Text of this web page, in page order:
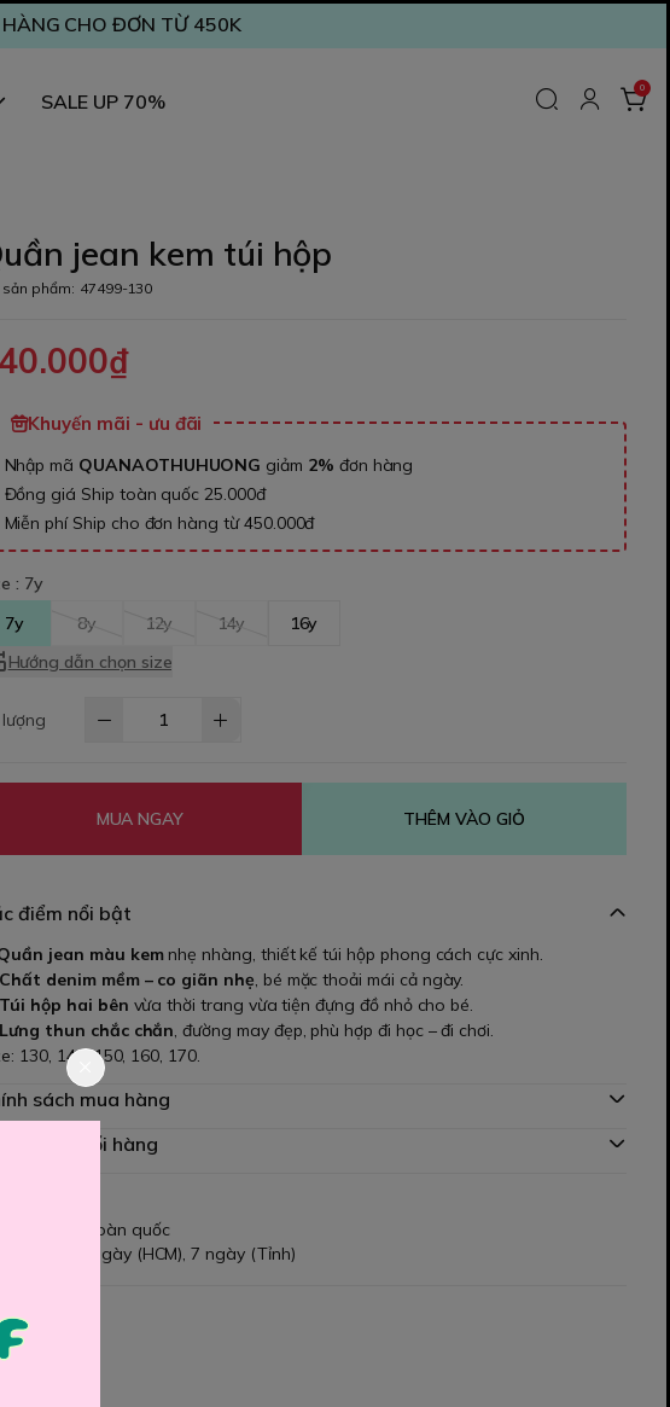
CHO ĐƠN TỪ 450K
SALE UP 70%
0
jean kem túi hộp
sản phẩm: 47499-130
Khuyến mãi - ưu đãi
Nhập mã QUANAOTHUHUONG giảm 2% đơn hàng
Đồng giá Ship toàn quốc 25.000đ
Miễn phí Ship cho đơn hàng từ 450.000đ
: 7y
7y
8y 12y 14y
16y
Hướng dẫn chọn size
lượng
MUA NGAY THÊM VÀO GIỎ
điểm nổi bật
jean màu kemnhẹ nhàng, thiết kế túi hộp phong cách cực xinh.
Chất denim mềm – co giãn nhẹ, bé mặc thoải mái cả ngày.
Túi hộp hai bên vừa thời trang vừa tiện đựng đồ nhỏ cho bé.
Lưng thun chắc chắn, đường may đẹp, phù hợp đi học – đi chơi.
130, 140, 150, 160, 170.
sách mua hàng
sách đổi hàng
Giao hàng toàn quốc
Đổi hàng 3 ngày (HCM), 7 ngày (Tỉnh)
sẻ